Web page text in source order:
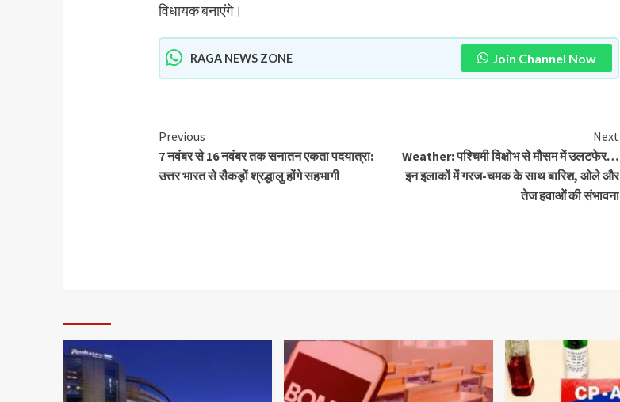
विधायक बनाएंगे।
RAGA NEWS ZONE Join Channel Now
Previous
7 नवंबर से 16 नवंबर तक सनातन एकता पदयात्रा:
उत्तर भारत से सैकड़ों श्रद्धालु होंगे सहभागी
Next
Weather: पश्चिमी विक्षोभ से मौसम में उलटफेर…
इन इलाकों में गरज-चमक के साथ बारिश, ओले और
तेज हवाओं की संभावना